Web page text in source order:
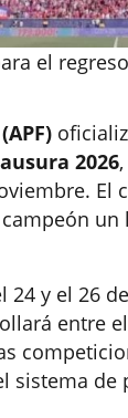
el
2026
un
y el 26
entre
sistema de